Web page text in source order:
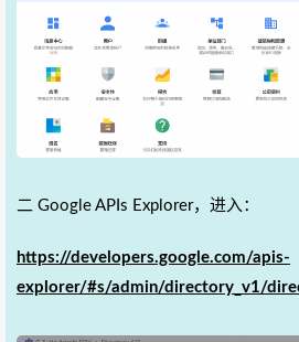
二 Google APIs Explorer，进入：
https://developers.google.com/apis-
explorer/#s/admin/directory_v1/